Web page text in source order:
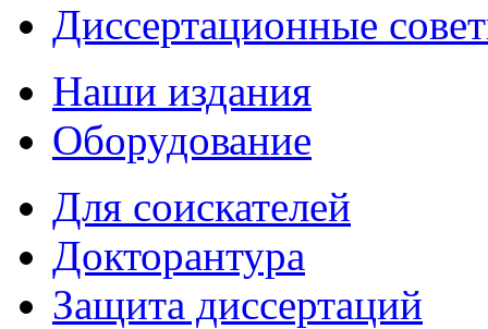
Диссертационные
Наши издания
Оборудование
Для соискателей
Докторантура
Защита диссертаций